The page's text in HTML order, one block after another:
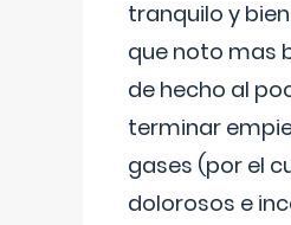
tranquilo y
que noto mas
de hecho al
terminar
gases (por el
dolorosos e